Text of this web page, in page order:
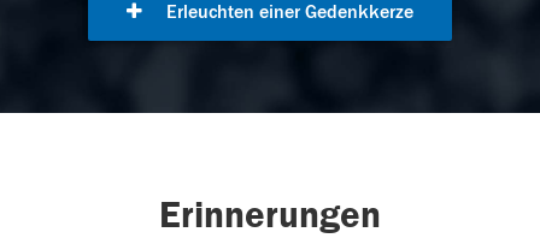
Erleuchten einer Gedenkkerze
Erinnerungen